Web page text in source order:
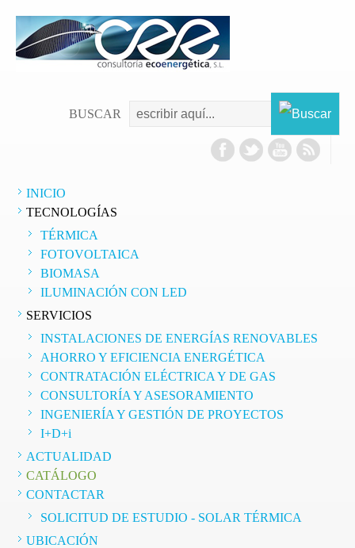
BUSCAR
INICIO
TECNOLOGÍAS
TÉRMICA
FOTOVOLTAICA
BIOMASA
ILUMINACIÓN CON LED
SERVICIOS
INSTALACIONES DE ENERGÍAS RENOVABLES
AHORRO Y EFICIENCIA ENERGÉTICA
CONTRATACIÓN ELÉCTRICA Y DE GAS
CONSULTORÍA Y ASESORAMIENTO
INGENIERÍA Y GESTIÓN DE PROYECTOS
I+D+i
ACTUALIDAD
CATÁLOGO
CONTACTAR
SOLICITUD DE ESTUDIO - SOLAR TÉRMICA
UBICACIÓN